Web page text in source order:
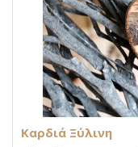
Καρδιά Ξύλινη